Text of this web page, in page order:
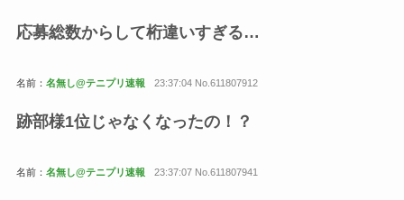
応募総数からして桁違いすぎる…
名前： 名無し@テニプリ速報 23:37:04 No.611807912
跡部様1位じゃなくなったの！？
名前： 名無し@テニプリ速報 23:37:07 No.611807941